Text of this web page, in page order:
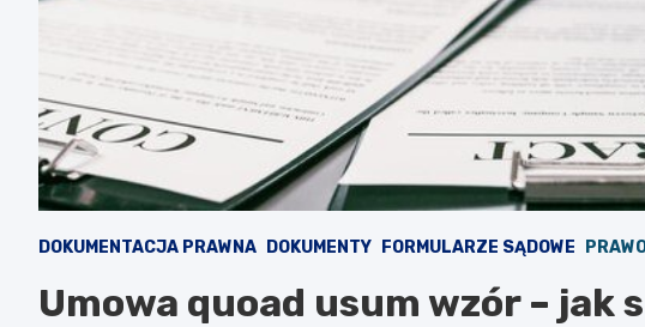
DOKUMENTACJA PRAWNA DOKUMENTY FORMULARZE SĄDOWE
Umowa quoad usum wzór – jak